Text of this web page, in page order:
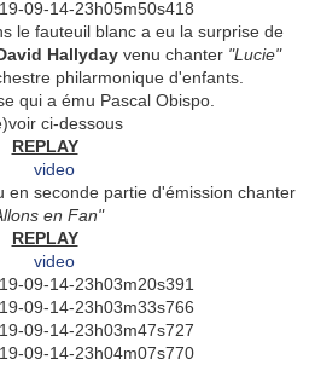
le fauteuil blanc a eu la surprise de
Hallydayvenu chanter "Lucie"
philarmonique d'enfants.
qui a ému Pascal Obispo.
ci-dessous
REPLAY
en seconde partie d'émission chanter
en Fan"
REPLAY